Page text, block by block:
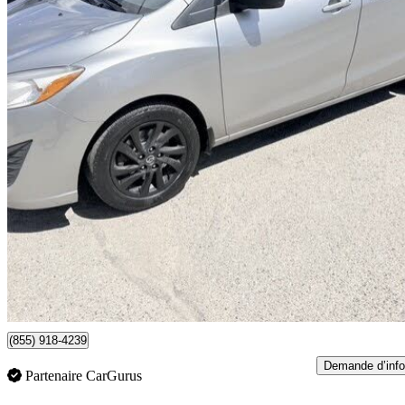
2013 Mazda MAZDA5
GS 183 021 km
6 990 $ Bonne
123 $/mois env.
Calgary, AB
(855) 918-4239
Partenaire CarGurus
Demande d’info